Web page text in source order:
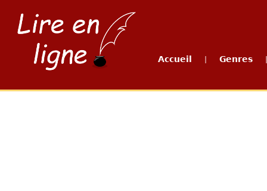
Accueil Genres